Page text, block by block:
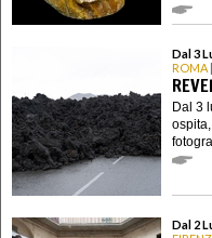
Dal 3
ROMA
Dal 3
Dal 2